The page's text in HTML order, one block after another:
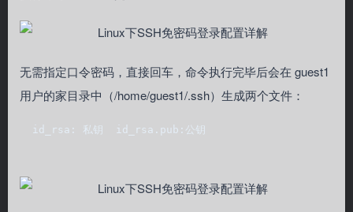
无需指定口令密码，直接回车，命令执行完毕后会在 guest1
用户的家目录中（/home/guest1/.ssh）生成两个文件：
  id_rsa: 私钥  id_rsa.pub:公钥